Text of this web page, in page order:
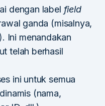
dengan label field
ganda (misalnya,
). Ini menandakan
telah berhasil
ini untuk semua
(nama,